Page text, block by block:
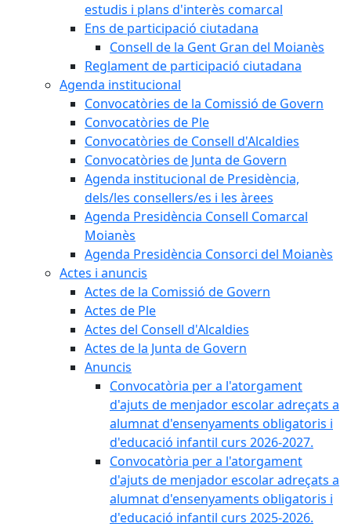
estudis i plans d'interès comarcal
Ens de participació ciutadana
Consell de la Gent Gran del Moianès
Reglament de participació ciutadana
Agenda institucional
Convocatòries de la Comissió de Govern
Convocatòries de Ple
Convocatòries de Consell d'Alcaldies
Convocatòries de Junta de Govern
Agenda institucional de Presidència,
dels/les consellers/es i les àrees
Agenda Presidència Consell Comarcal
Moianès
Agenda Presidència Consorci del Moianès
Actes i anuncis
Actes de la Comissió de Govern
Actes de Ple
Actes del Consell d'Alcaldies
Actes de la Junta de Govern
Anuncis
Convocatòria per a l'atorgament
d'ajuts de menjador escolar adreçats a
alumnat d'ensenyaments obligatoris i
d'educació infantil curs 2026-2027.
Convocatòria per a l'atorgament
d'ajuts de menjador escolar adreçats a
alumnat d'ensenyaments obligatoris i
d'educació infantil curs 2025-2026.